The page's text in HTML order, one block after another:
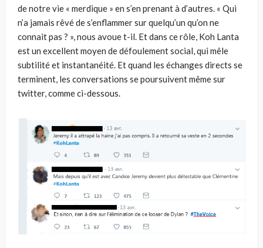
de notre vie « merdique » en s’en prenant à d’autres. « Qui
n’a jamais rêvé de s’enflammer sur quelqu’un qu’on ne
connait pas ? », nous avoue t-il. Et dans ce rôle, Koh Lanta
est un excellent moyen de défoulement social, qui mêle
subtilité et instantanéité. Et quand les échanges directs se
terminent, les conversations se poursuivent même sur
twitter, comme ci-dessous.